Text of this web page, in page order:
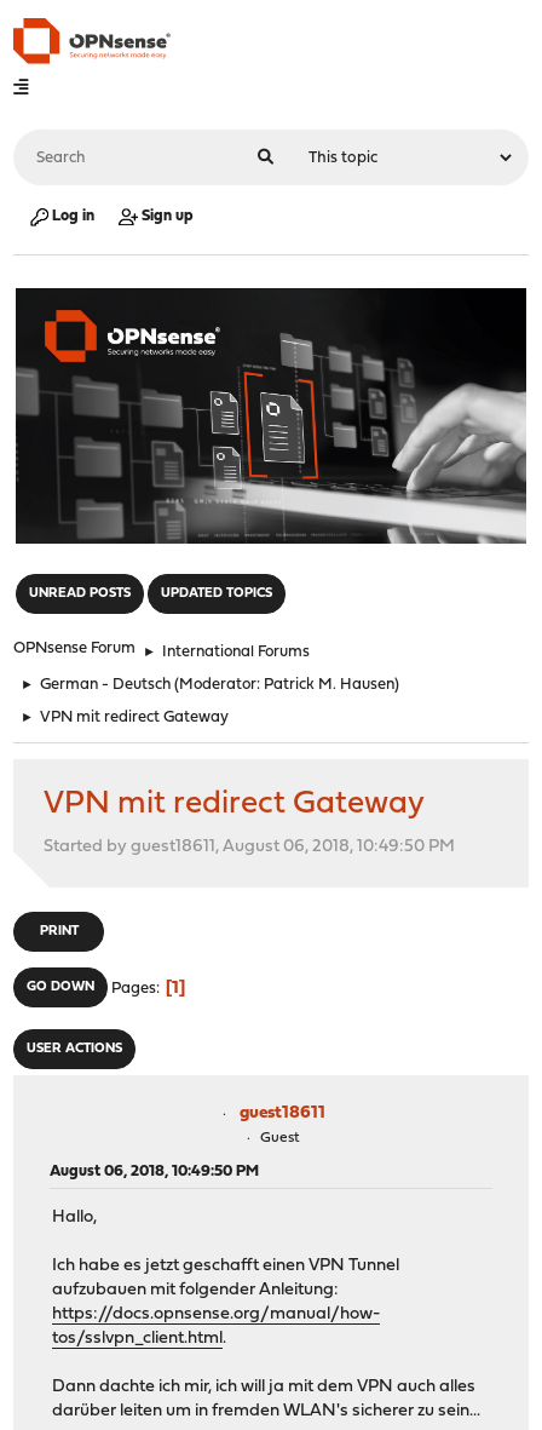
Log in Sign up
UNREAD POSTS UPDATED TOPICS
OPNsense Forum ► International Forums
► German - Deutsch (Moderator: Patrick M. Hausen)
► VPN mit redirect Gateway
VPN mit redirect Gateway
Started by guest18611, August 06, 2018, 10:49:50 PM
PRINT
GO DOWN Pages 1
USER ACTIONS
guest18611
Guest
August 06, 2018, 10:49:50 PM
Hallo,
Ich habe es jetzt geschafft einen VPN Tunnel
aufzubauen mit folgender Anleitung:
https://docs.opnsense.org/manual/how-
tos/sslvpn_client.html.
Dann dachte ich mir, ich will ja mit dem VPN auch alles
darüber leiten um in fremden WLAN's sicherer zu sein...